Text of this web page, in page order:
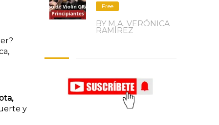
y
Free
BY M.A. VERÓNICA
RAMÍREZ